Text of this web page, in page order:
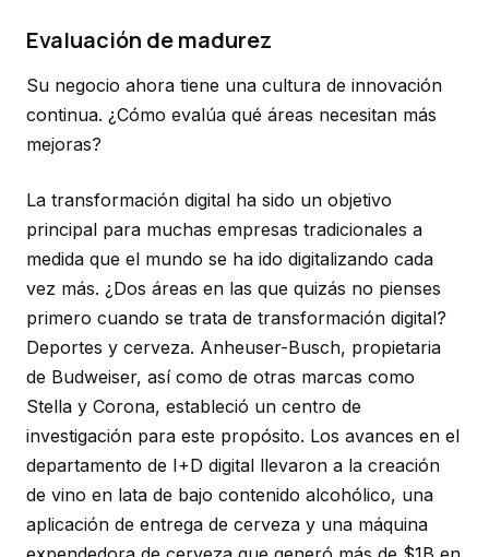
Evaluación de madurez
Su negocio ahora tiene una cultura de innovación
continua. ¿Cómo evalúa qué áreas necesitan más
mejoras?
La transformación digital ha sido un objetivo
principal para muchas empresas tradicionales a
medida que el mundo se ha ido digitalizando cada
vez más. ¿Dos áreas en las que quizás no pienses
primero cuando se trata de transformación digital?
Deportes y cerveza. Anheuser-Busch, propietaria
de Budweiser, así como de otras marcas como
Stella y Corona, estableció un centro de
investigación para este propósito. Los avances en el
departamento de I+D digital llevaron a la creación
de vino en lata de bajo contenido alcohólico, una
aplicación de entrega de cerveza y una máquina